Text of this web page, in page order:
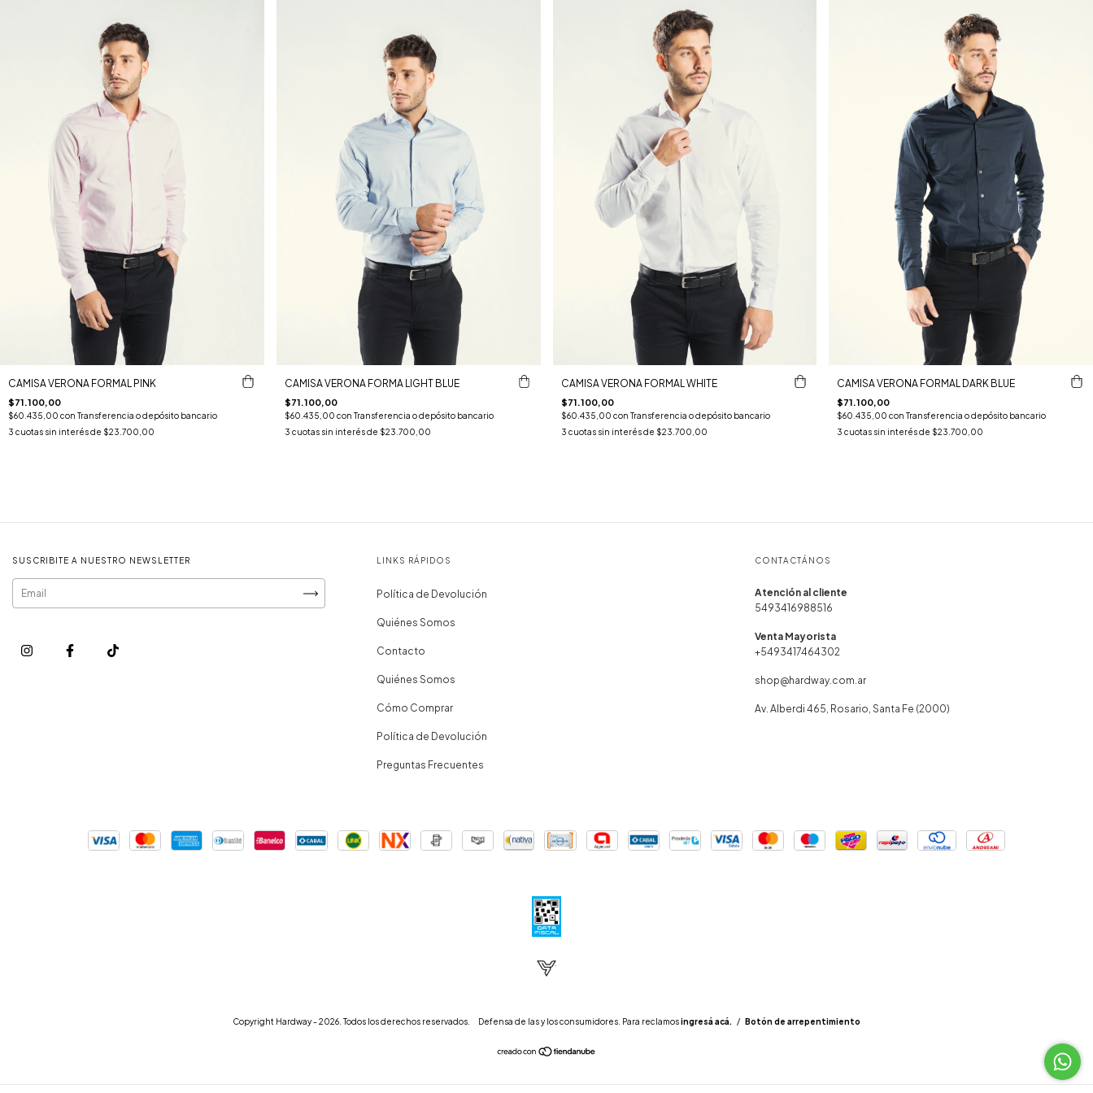
CAMISA VERONA FORMAL PINK
$71.100,00
$60.435,00 con Transferencia o depósito bancario
3 cuotas sin interés de $23.700,00
CAMISA VERONA FORMA LIGHT BLUE
$71.100,00
$60.435,00 con Transferencia o depósito bancario
3 cuotas sin interés de $23.700,00
CAMISA VERONA FORMAL WHITE
$71.100,00
$60.435,00 con Transferencia o depósito bancario
3 cuotas sin interés de $23.700,00
CAMISA VERONA FORMAL DARK BLUE
$71.100,00
$60.435,00con Transferencia o depósito bancario
3 cuotas sin interés de $23.700,00
SUSCRIBITE A NUESTRO NEWSLETTER LINKS RÁPIDOS
Política de Devolución
Quiénes Somos
Contacto
Quiénes Somos
Cómo Comprar
Política de Devolución
Preguntas Frecuentes
CONTACTÁNOS
5493416988516
+5493417464302
shop@hardway.com.ar
Av. Alberdi 465, Rosario, Santa Fe (2000)
Copyright Hardway - 2026. Todos los derechos reservados. Defensa de las y los consumidores. Para reclamosingresá acá. / Botón de arrepentimiento